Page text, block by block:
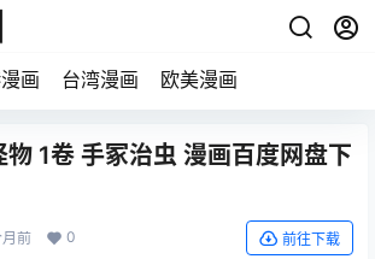
画 台湾漫画 欧美漫画
1卷 手冢治虫 漫画百度网盘下
前 0 前往下载